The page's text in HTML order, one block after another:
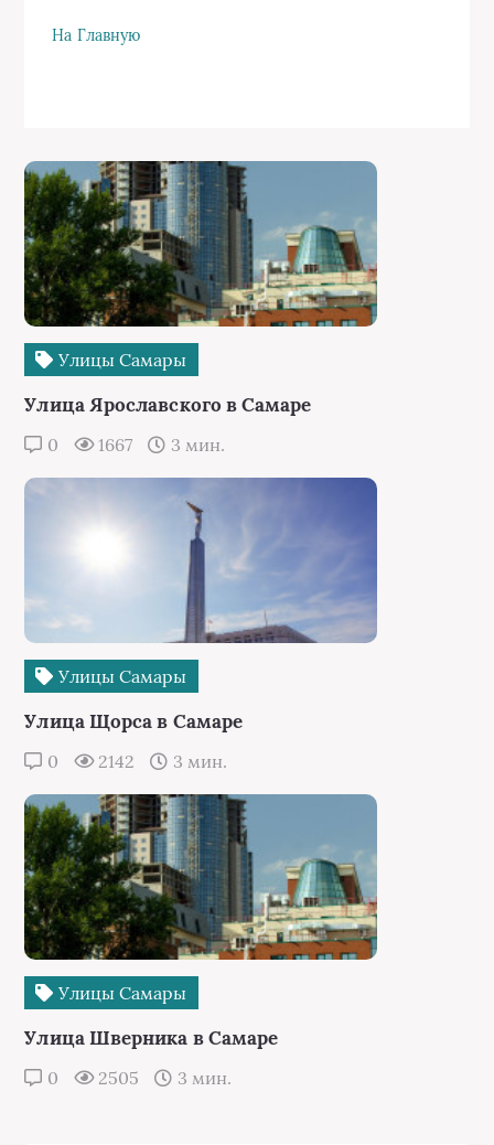
На Главную
Улицы Самары
Улица Ярославского в Самаре
0 1667 3 мин.
Улицы Самары
Улица Щорса в Самаре
0 2142 3 мин.
Улицы Самары
Улица Шверника в Самаре
0 2505 3 мин.